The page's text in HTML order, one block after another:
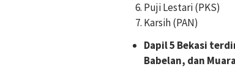
Puji Lestari (PKS)
Karsih (PAN)
Dapil 5 Bekasi
Babelan, dan